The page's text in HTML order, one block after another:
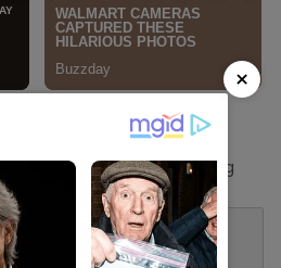
dipublikasikan. Ruas yang
×